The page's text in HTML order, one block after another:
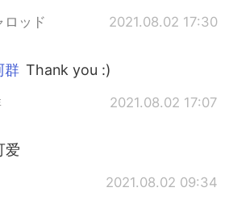
ッド 2021.08.02 17:30
群 Thank you :)
2021.08.02 17:07
爱
2021.08.02 09:34